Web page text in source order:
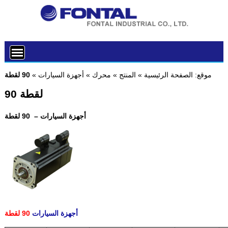
موقع: الصفحة الرئيسية » المنتج » محرك » أجهزة السيارات » 90 لقطة
90 لقطة
أجهزة السيارات – 90 لقطة
أجهزة السيارات 90 لقطة